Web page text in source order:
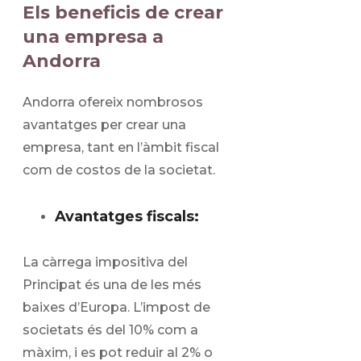
Els beneficis de crear
una empresa a
Andorra
Andorra ofereix nombrosos
avantatges per crear una
empresa, tant en l’àmbit fiscal
com de costos de la societat.
Avantatges fiscals:
La càrrega impositiva del
Principat és una de les més
baixes d’Europa. L’impost de
societats és del 10% com a
màxim, i es pot reduir al 2% o